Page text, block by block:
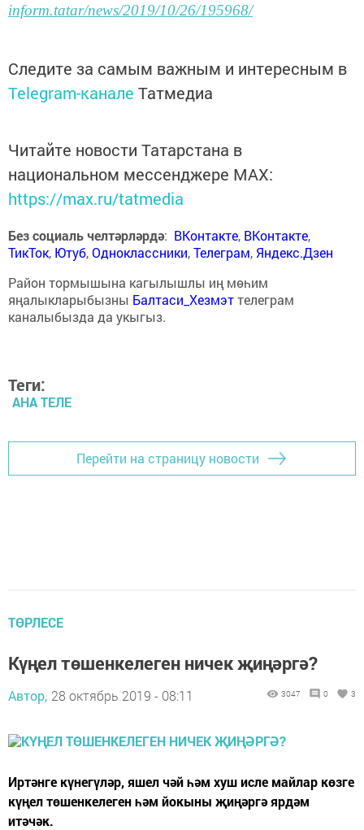
inform.tatar/news/2019/10/26/195968/
Следите за самым важным и интересным в
Telegram-канале Татмедиа
Читайте новости Татарстана в
национальном мессенджере MАХ:
https://max.ru/tatmedia
Без социаль челтәрләрдә: ВКонтакте, ВКонтакте,
ТикТок, Ютуб,Одноклассники,Телеграм, Яндекс.Дзен
Район тормышына кагылышлы иң мөһим
яңалыкларыбызны Балтаси_Хезмэттелеграм
каналыбызда да укыгыз.
Теги:
АНА ТЕЛЕ
Перейти на страницу новости
ТӨРЛЕСЕ
Күңел төшенкелеген ничек җиңәргә?
Автор, 28 октябрь 2019 - 08:11 3047 0 3
Иртәнге күнегүләр, яшел чәй һәм хуш исле майлар көзге
күңел төшенкелеген һәм йокыны җиңәргә ярдәм
итәчәк.